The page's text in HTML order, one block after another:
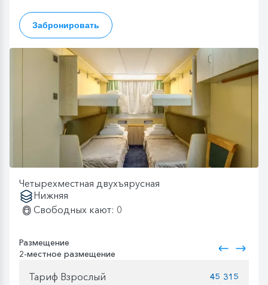
Забронировать
Четырехместная двухъярусная
Нижняя
Свободных кают: 0
Размещение
2-местное размещение
Тариф Взрослый
45 315